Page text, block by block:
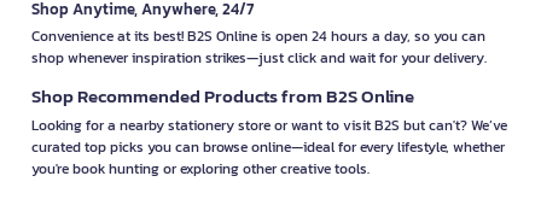
Shop Anytime, Anywhere, 24/7
Convenience at its best! B2S Online is open 24 hours a day, so you can
shop whenever inspiration strikes—just click and wait for your delivery.
Shop Recommended Products from B2S Online
Looking for a nearby stationery store or want to visit B2S but can't? We’ve
curated top picks you can browse online—ideal for every lifestyle, whether
you're book hunting or exploring other creative tools.